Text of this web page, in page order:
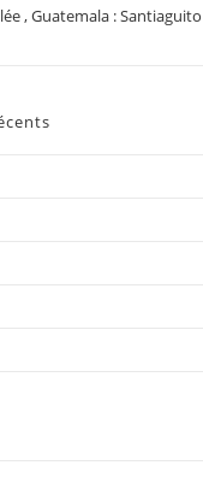
, Guatemala : Santiaguito